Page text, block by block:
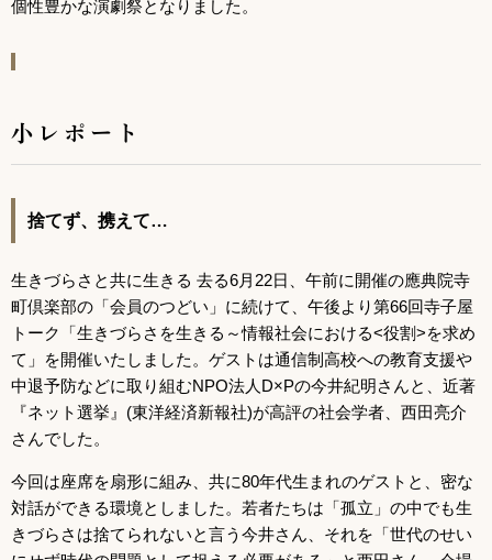
個性豊かな演劇祭となりました。
小レポート
捨てず、携えて…
生きづらさと共に生きる 去る6月22日、午前に開催の應典院寺
町倶楽部の「会員のつどい」に続けて、午後より第66回寺子屋
トーク「生きづらさを生きる～情報社会における<役割>を求め
て」を開催いたしました。ゲストは通信制高校への教育支援や
中退予防などに取り組むNPO法人D×Pの今井紀明さんと、近著
『ネット選挙』(東洋経済新報社)が高評の社会学者、西田亮介
さんでした。
今回は座席を扇形に組み、共に80年代生まれのゲストと、密な
対話ができる環境としました。若者たちは「孤立」の中でも生
きづらさは捨てられないと言う今井さん、それを「世代のせい